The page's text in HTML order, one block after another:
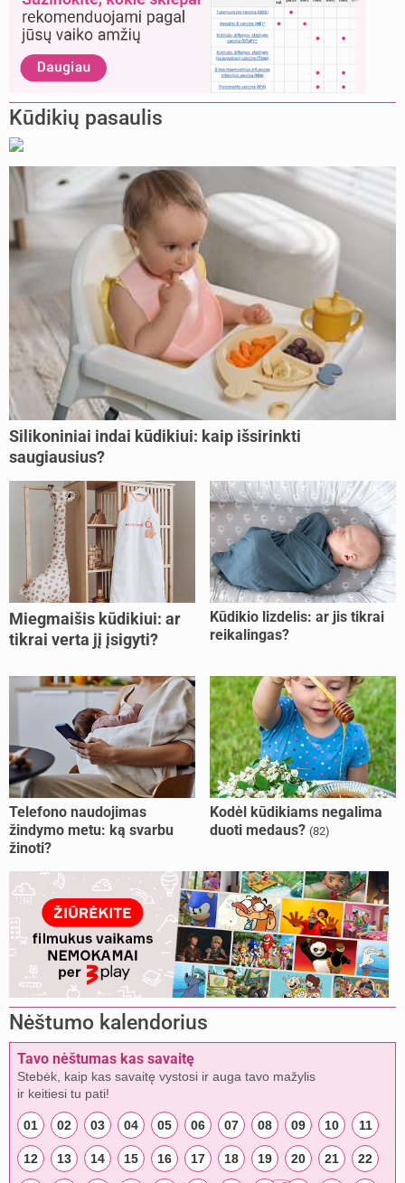
Kūdikių pasaulis
Silikoniniai indai kūdikiui: kaip išsirinkti
saugiausius?
Miegmaišis kūdikiui: ar
tikrai verta jį įsigyti?
Kūdikio lizdelis: ar jis tikrai
reikalingas?
Telefono naudojimas
žindymo metu: ką svarbu
žinoti?
Kodėl kūdikiams negalima
duoti medaus? (82)
Nėštumo kalendorius
Tavo nėštumas kas savaitę
Stebėk, kaip kas savaitę vystosi ir auga tavo mažylis
ir keitiesi tu pati!
01 02 03 04 05 06 07 08 09 10 11
12 13 14 15 16 17 18 19 20 21 22